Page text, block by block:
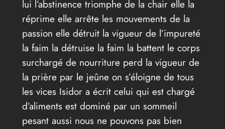
lui l’abstinence triomphe de la chair elle la
réprime elle arrête les mouvements de la
passion elle détruit la vigueur de l’impureté
la faim la détruise la faim la battent le corps
surchargé de nourriture perd la vigueur de
la prière par le jeûne on s’éloigne de tous
les vices Isidor a écrit celui qui est chargé
d’aliments est dominé par un sommeil
pesant aussi nous ne pouvons pas bien